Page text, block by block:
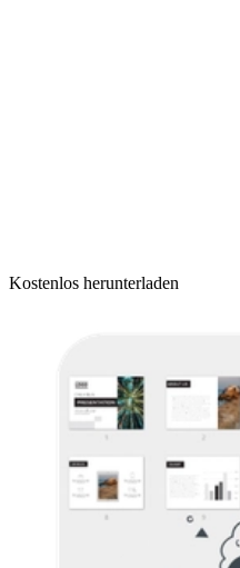
Kostenlos herunterladen